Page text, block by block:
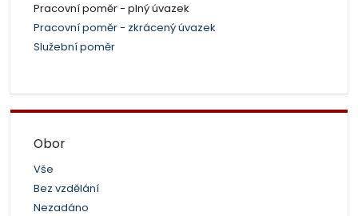
Pracovní poměr - plný úvazek
Pracovní poměr - zkrácený úvazek
Služební poměr
Obor
Vše
Bez vzdělání
Nezadáno